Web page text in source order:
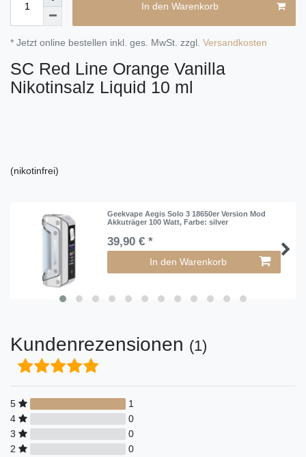
In den Warenkorb
* Jetzt online bestellen inkl. ges. MwSt. zzgl. Versandkosten
SC Red Line Orange Vanilla
Nikotinsalz Liquid 10 ml
(nikotinfrei)
Geekvape Aegis Solo 3 18650er Version Mod
Akkuträger 100 Watt, Farbe: silver
39,90 € *
In den Warenkorb
Kundenrezensionen (1)
5
1
4
0
3
0
2
0